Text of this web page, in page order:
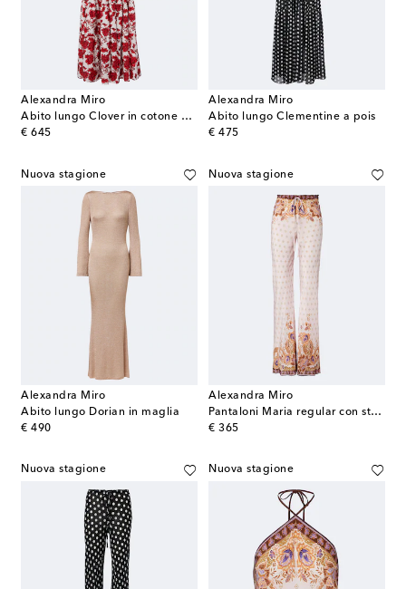
Alexandra Miro
Abito lungo Clover in cotone e seta
€ 645
original price
Alexandra Miro
Abito lungo Clementine a pois
€ 475
original price
Nuova stagione
Alexandra Miro
Abito lungo Dorian in maglia
€ 490
original price
Nuova stagione
Alexandra Miro
Pantaloni Maria regular con stampa
€ 365
original price
Nuova stagione Nuova stagione